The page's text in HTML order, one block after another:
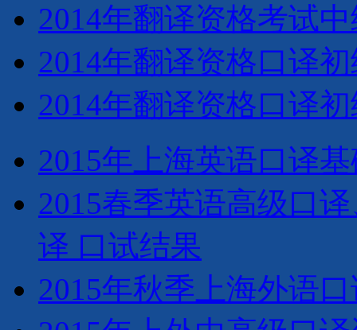
2014年翻译资格考试
2014年翻译资格口译
2014年翻译资格口译
2015年上海英语口译
2015春季英语高级口
译 口试结果
2015年秋季上海外语